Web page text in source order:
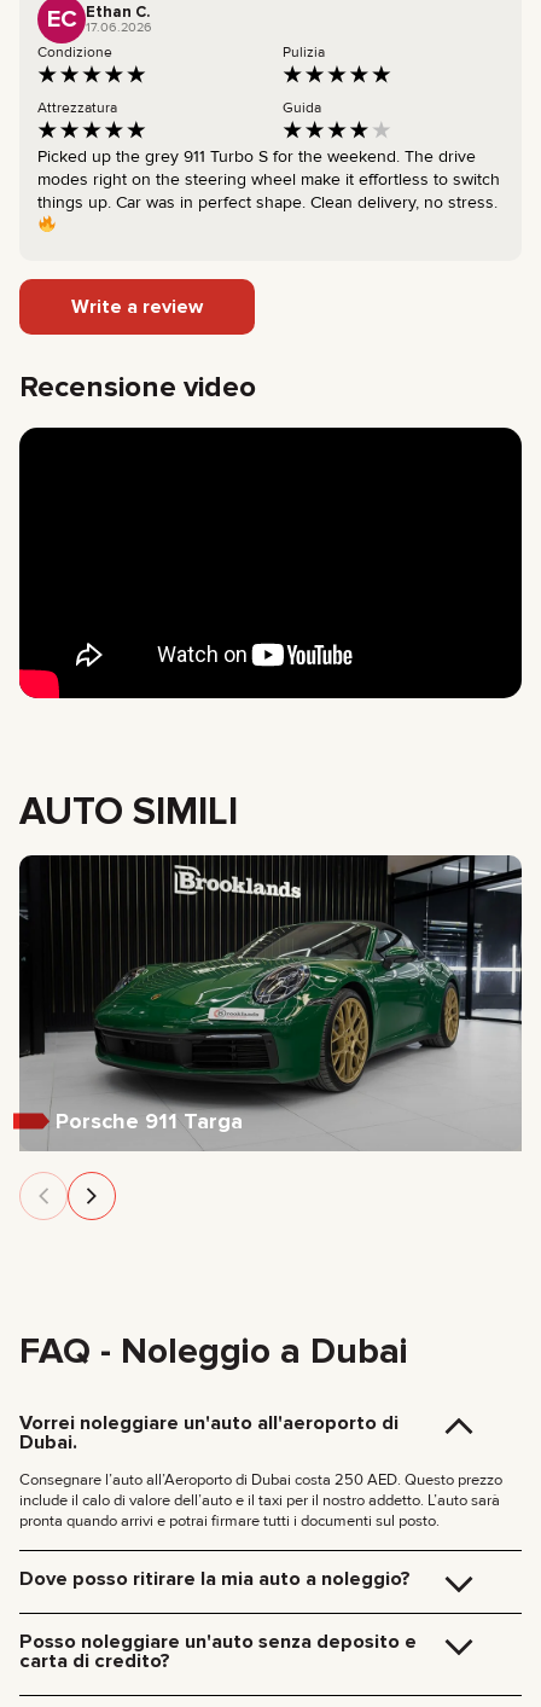
EC Ethan C.
17.06.2026
Condizione Pulizia
Attrezzatura Guida
Picked up the grey 911 Turbo S for the weekend. The drive
modes right on the steering wheel make it effortless to switch
things up. Car was in perfect shape. Clean delivery, no stress.
Write a review
Recensione video
AUTO SIMILI
Porsche 911 Targa
FAQ - Noleggio a Dubai
Vorrei noleggiare un'auto all'aeroporto di
Dubai.
Consegnare l’auto all’Aeroporto di Dubai costa 250 AED. Questo prezzo
include il calo di valore dell’auto e il taxi per il nostro addetto. L’auto sarà
pronta quando arrivi e potrai firmare tutti i documenti sul posto.
Dove posso ritirare la mia auto a noleggio?
tuo hotel o all’Aeroporto di Dubai. Ci occuperemo di tutto sul posto,
documenti inclusi.
Posso noleggiare un'auto senza deposito e
carta di credito?